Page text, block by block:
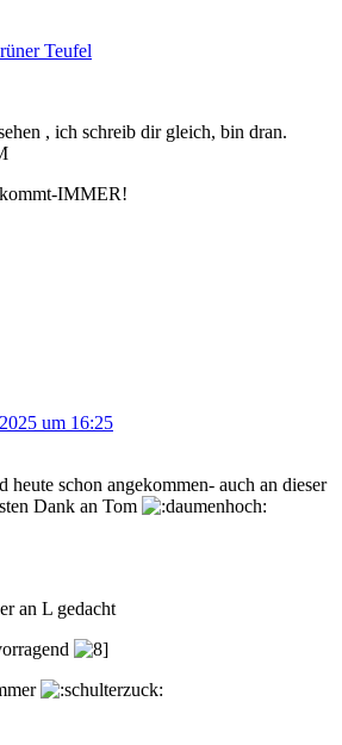
Teufel
, ich schreib dir gleich, bin dran.
IMMER!
um 16:25
heute schon angekommen- auch an dieser
Dank an Tom
an L gedacht